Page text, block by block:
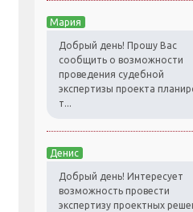
Мария
Добрый день! Прошу Вас
сообщить о возможности
проведения судебной
экспертизы проекта
т...
Денис
Добрый день! Интересует
возможность провести
экспертизу проектных